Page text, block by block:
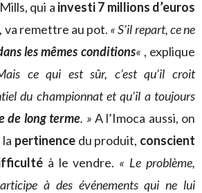
qui a investi 7 millions d’euros
, va remettre au pot. « S’il repart, ce ne
les mêmes conditions« , explique
ce qui est sûr, c’est qu’il croit
du championnat et qu’il a toujours
de long terme. » A l’Imoca aussi, on
pertinencedu produit, conscient
à le vendre. « Le problème,
à des événements qui ne lui